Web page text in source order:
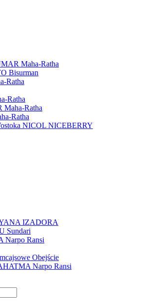
Maha-Ratha
Bisurman
Ratha
Ratha
Ratha
Ratha
NICOL NICEBERRY
IZADORA
Sundari
Narpo Ransi
Obejście
Narpo Ransi